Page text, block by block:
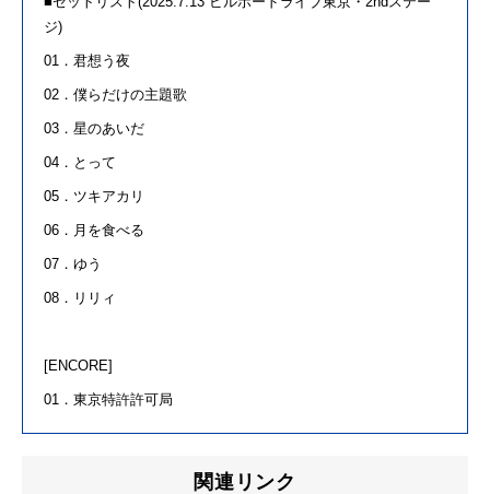
ジ)
01．君想う夜
02．僕らだけの主題歌
03．星のあいだ
04．とって
05．ツキアカリ
06．月を食べる
07．ゆう
08．リリィ
[ENCORE]
01．東京特許許可局
関連リンク